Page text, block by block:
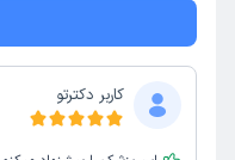
کاربر دکترتو